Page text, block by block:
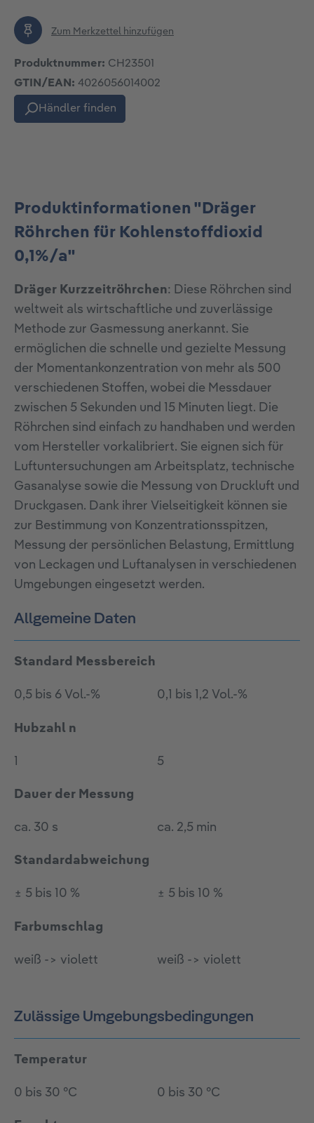
Zum Merkzettel hinzufügen
Produktnummer: CH23501
GTIN/EAN: 4026056014002
Händler finden
Produktinformationen "Dräger
Röhrchen für Kohlenstoffdioxid
0,1%/a"
Dräger Kurzzeitröhrchen: Diese Röhrchen sind
weltweit als wirtschaftliche und zuverlässige
Methode zur Gasmessung anerkannt. Sie
ermöglichen die schnelle und gezielte Messung
der Momentankonzentration von mehr als 500
verschiedenen Stoffen, wobei die Messdauer
zwischen 5 Sekunden und 15 Minuten liegt. Die
Röhrchen sind einfach zu handhaben und werden
vom Hersteller vorkalibriert. Sie eignen sich für
Luftuntersuchungen am Arbeitsplatz, technische
Gasanalyse sowie die Messung von Druckluft und
Druckgasen. Dank ihrer Vielseitigkeit können sie
zur Bestimmung von Konzentrationsspitzen,
Messung der persönlichen Belastung, Ermittlung
von Leckagen und Luftanalysen in verschiedenen
Umgebungen eingesetzt werden.
Allgemeine Daten
Standard Messbereich
0,5 bis 6 Vol.-% 0,1 bis 1,2 Vol.-%
Hubzahl n
1 5
Dauer der Messung
ca. 30 s ca. 2,5 min
Standardabweichung
± 5 bis 10 % ± 5 bis 10 %
Farbumschlag
weiß -> violett weiß -> violett
Zulässige Umgebungsbedingungen
Temperatur
0 bis 30 °C 0 bis 30 °C